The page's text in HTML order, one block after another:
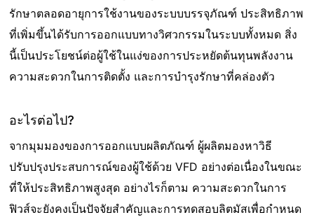
รักษาตลอดอายุการใช้งานของระบบบรรจุภัณฑ์ ประสิทธิภาพ
ที่เพิ่มขึ้นได้รับการออกแบบทางวิศวกรรมในระบบทั้งหมด สิ่ง
นี้เป็นประโยชน์ต่อผู้ใช้ในแง่ของการประหยัดต้นทุนพลังงาน
ความสะดวกในการติดตั้ง และการบํารุงรักษาที่คล่องตัว
อะไรต่อไป?
จากมุมมองของการออกแบบผลิตภัณฑ์ ผู้ผลิตมองหาวิธี
ปรับปรุงประสบการณ์ของผู้ใช้ด้วย VFD อย่างต่อเนื่องในขณะ
ที่ให้ประสิทธิภาพสูงสุด อย่างไรก็ตาม ความสะดวกในการ
ฟิวส์จะยังคงเป็นปัจจัยสําคัญและการทดสอบลิตมัสเพื่อกําหนด